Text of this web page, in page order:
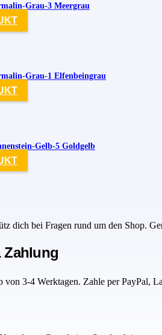
Grau-3 Meergrau
Grau-1 Elfenbeingrau
Gelb-5 Goldgelb
dich bei Fragen rund um den Shop.
Zahlung
von 3-4 Werktagen. Zahle per PayPal,